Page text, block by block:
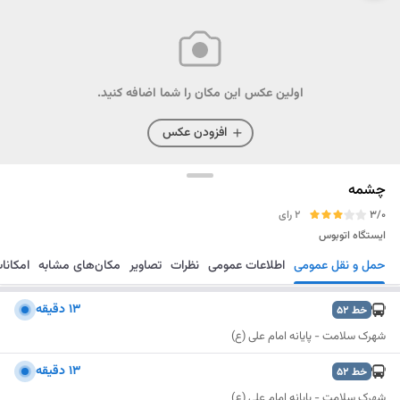
اولین عکس این مکان را شما اضافه کنید.
افزودن عکس
چشمه
3/0
2 رای
ایستگاه اتوبوس
مسیریابی ذخیره ارسال حمل و نقل عمومی اطلاعات عمومی نظرات تصاویر مکان‌های مشابه
خط 52 ۱۳ دقیقه
شهرک سلامت - پایانه امام علی (ع)
خط 52 ۱۳ دقیقه